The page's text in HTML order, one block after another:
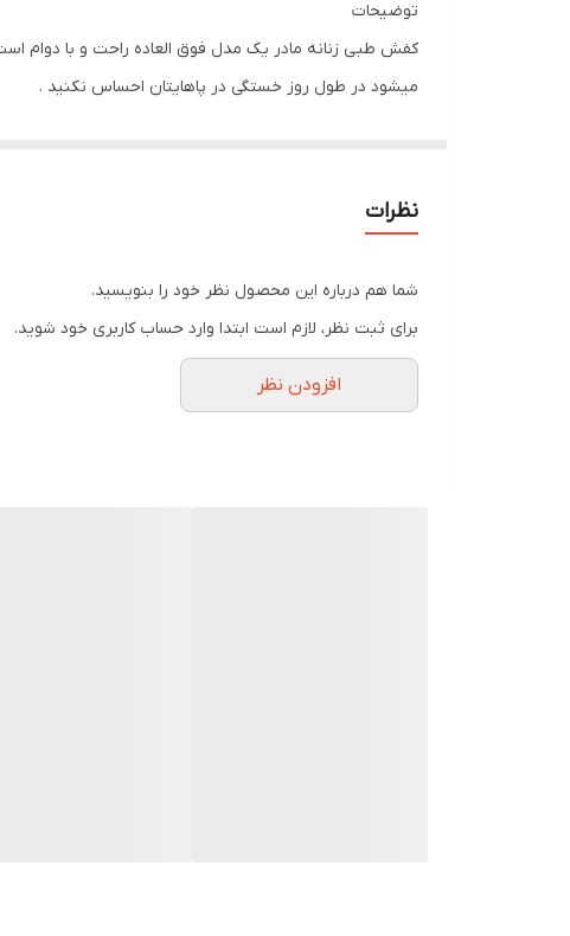
توضیحات
کفش طبی زنانه مادر یک مدل فوق العاده راحت و با دوام
میشود در طول روز خستگی در پاهایتان احساس نکنید .
این مدل با داشتن زیره ای از جنس پلی یورتان باعث شده
دارند کفش دچار نازکی در کف کفش نمی شود.
دوخت قوی ، کفش ظاهر خود را از دست نداده و زیبایی خود
مدل مادر به علت طرح و رنگ زیبا باعث شده در مراسم های
نظرات
شما هم درباره این محصول نظر خود را بنویسید.
برای ثبت نظر، لازم است ابتدا وارد حساب کاربری خود شوید.
افزودن نظر